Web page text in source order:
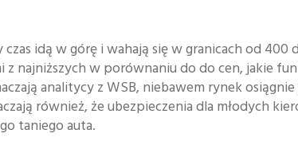
czas idą w górę i wahają się w granicach od 400
z najniższych w porównaniu do do cen, jakie
analitycy z WSB, niebawem rynek
również, że ubezpieczenia dla młodych
taniego auta.